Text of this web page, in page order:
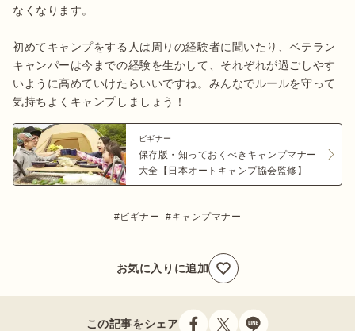
なくなります。
初めてキャンプをする人は周りの経験者に聞いたり、ベテラン
キャンパーは今までの経験を生かして、それぞれが過ごしやす
いように高めていけたらいいですね。みんなでルールを守って
気持ちよくキャンプしましょう！
ビギナー
保存版・知っておくべきキャンプマナー
大全【日本オートキャンプ協会監修】
ビギナー キャンプマナー
お気に入りに追加
この記事をシェア